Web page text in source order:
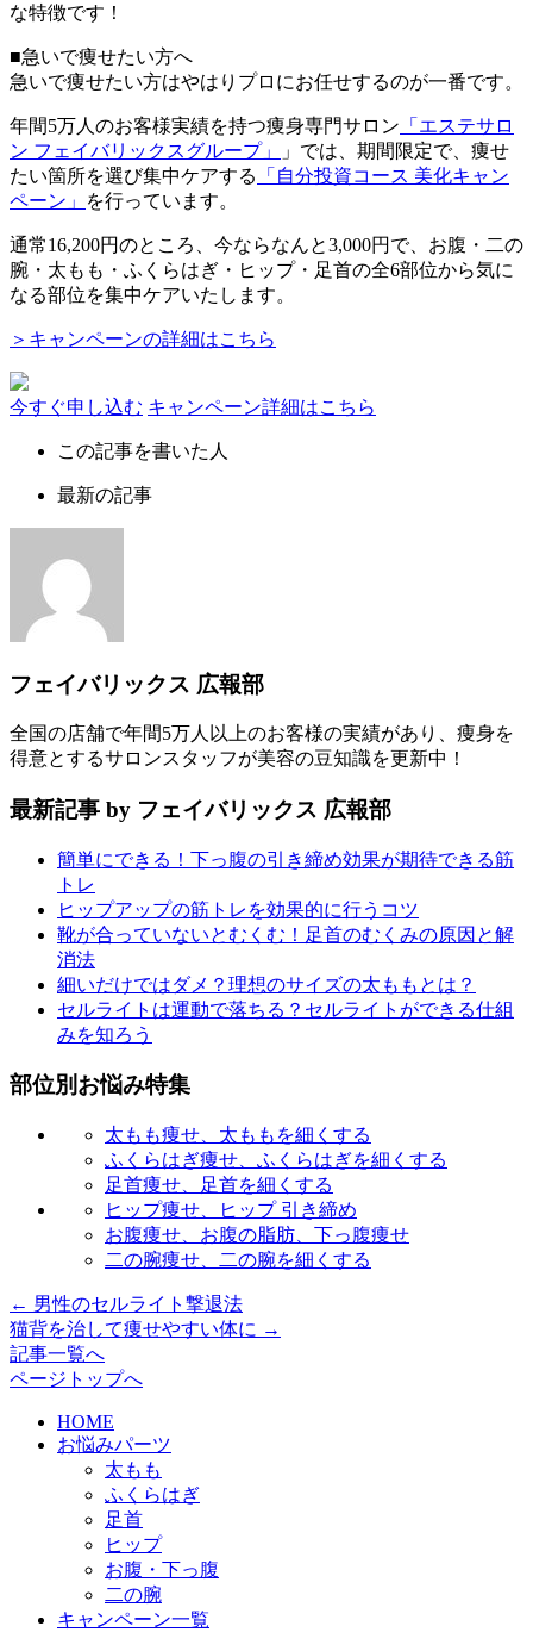
な特徴です！
■急いで痩せたい方へ
急いで痩せたい方はやはりプロにお任せするのが一番です。
年間5万人のお客様実績を持つ痩身専門サロン 「エステサロ
ン フェイバリックスグループ」
」では、期間限定で、痩せ
たい箇所を選び集中ケアする
「自分投資コース 美化キャン
ペーン」
を行っています。
通常16,200円のところ、今ならなんと3,000円 で、お腹・二の
腕・太もも・ふくらはぎ・ヒップ・足首の全6部位から気に
なる部位を集中ケアいたします。
＞キャンペーンの詳細はこちら
今すぐ申し込む キャンペーン詳細はこちら
この記事を書いた人
最新の記事
フェイバリックス 広報部
全国の店舗で年間5万人以上のお客様の実績があり、痩身を
得意とするサロンスタッフが美容の豆知識を更新中！
最新記事 by フェイバリックス 広報部
簡単にできる！下っ腹の引き締め効果が期待できる筋
トレ
ヒップアップの筋トレを効果的に行うコツ
靴が合っていないとむくむ！足首のむくみの原因と解
消法
細いだけではダメ？理想のサイズの太ももとは？
セルライトは運動で落ちる？セルライトができる仕組
みを知ろう
部位別お悩み特集
太もも痩せ、太ももを細くする
ふくらはぎ痩せ、ふくらはぎを細くする
足首痩せ、足首を細くする
ヒップ痩せ、ヒップ 引き締め
お腹痩せ、お腹の脂肪、下っ腹痩せ
二の腕痩せ、二の腕を細くする
← 男性のセルライト撃退法
猫背を治して痩せやすい体に →
記事一覧へ
ページトップへ
HOME
お悩みパーツ
太もも
ふくらはぎ
足首
ヒップ
お腹・下っ腹
二の腕
キャンペーン一覧